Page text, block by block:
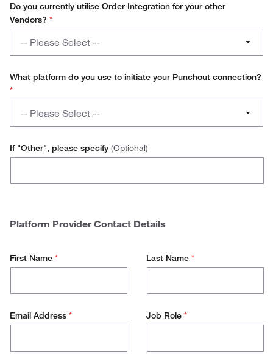
Do you currently utilise Order Integration for your other
Vendors? *
utilise
Order
Integration
your
other
Vendors?
-- Please Select --
What platform do you use to initiate your Punchout connection?
*
platform
you
use
initiate
connection?
-- Please Select --
Other
If "Other", please specify (Optional)
Platform Provider Contact Details
First Name * Last Name *
Email Address * Job Role *